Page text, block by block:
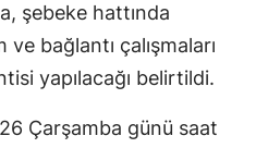
şebeke hattında
bağlantı çalışmaları
yapılacağı belirtildi.
Çarşamba günü saat